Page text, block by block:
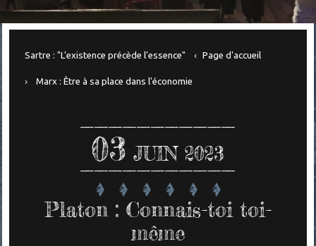
Sartre : "L'existence précède l'essence" Page d'accueil
Marx : Être à sa place dans l'économie
03 JUIN 2023
Platon : Connais-toi toi-
même